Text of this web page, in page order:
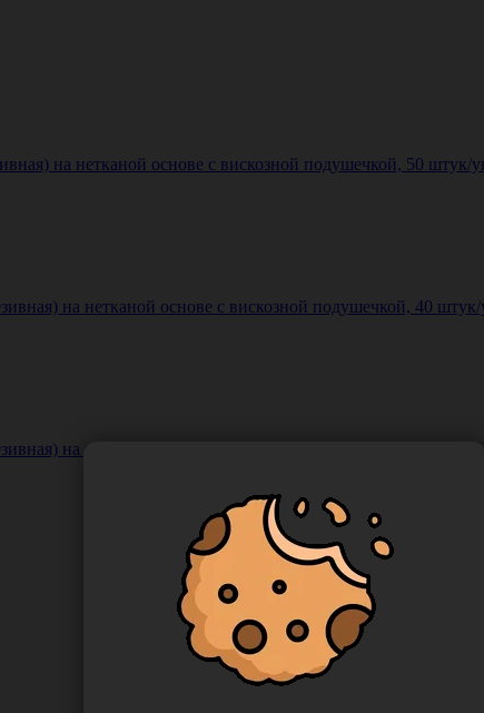
на нетканой основе с вискозной подушечкой, 50 штук/
на нетканой основе с вискозной подушечкой, 40
на нетканой основе с вискозной подушечкой, 40